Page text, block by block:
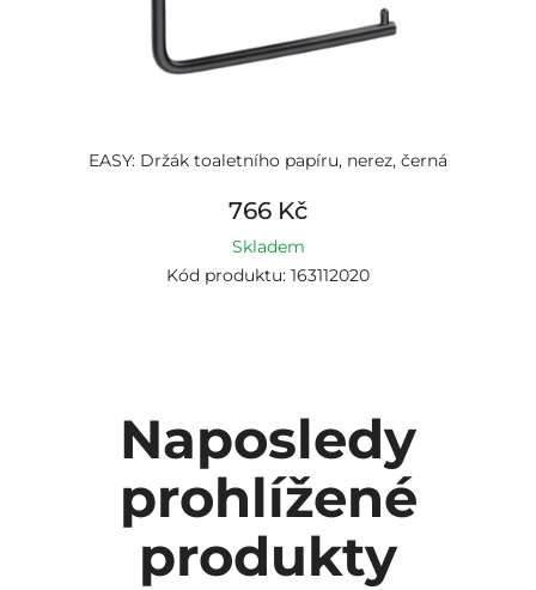
EASY: Držák toaletního papíru, nerez, černá
766 Kč
Skladem
Kód produktu: 163112020
Naposledy
prohlížené
produkty